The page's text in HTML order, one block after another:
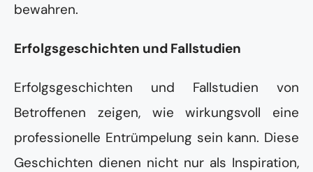
bewahren.
Erfolgsgeschichten und Fallstudien
Erfolgsgeschichten und Fallstudien von
Betroffenen zeigen, wie wirkungsvoll eine
professionelle Entrümpelung sein kann. Diese
Geschichten dienen nicht nur als Inspiration,